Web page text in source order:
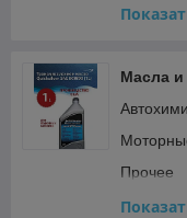
Масла и
Прочее
Смазки